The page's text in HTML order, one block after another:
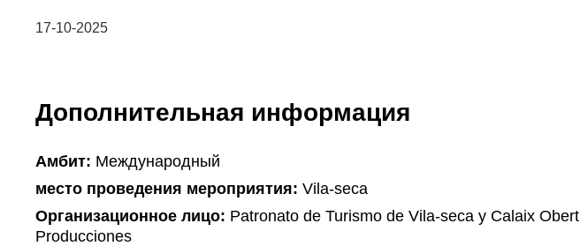
17-10-2025
Дополнительная информация
Амбит: Международный
место проведения мероприятия: Vila-seca
Организационное лицо: Patronato de Turismo de Vila-seca y Calaix Obert
Producciones